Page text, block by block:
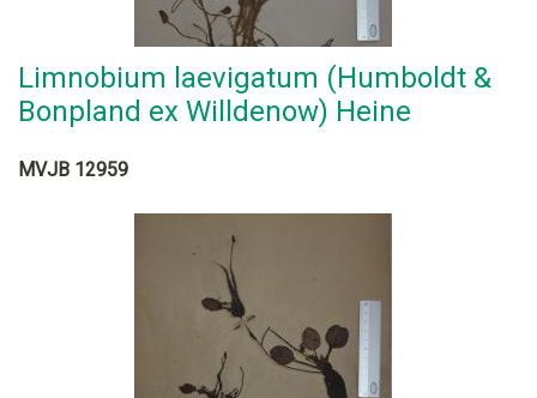
Limnobium laevigatum (Humboldt &
Bonpland ex Willdenow) Heine
MVJB 12959